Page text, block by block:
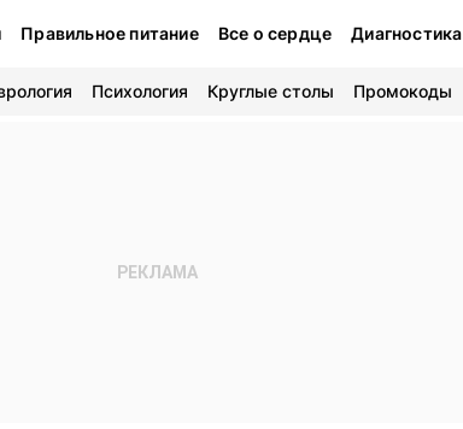
Правильное питание Все о сердце Диагностика
Психология Круглые столы Промокоды